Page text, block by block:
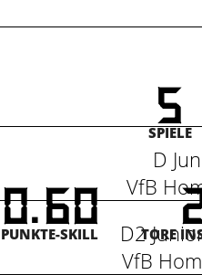
5
SPIELE
0
PUNKTE-SKILL
.60 TORE
D
VfB
D2
VfB